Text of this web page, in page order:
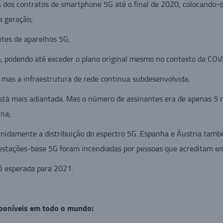
contratos de smartphone 5G até o final de 2020,
geração;
de aparelhos 5G;
até exceder o plano original mesmo no contexto da
a infraestrutura de rede continua subdesenvolvida;
mais adiantada. Mas o número de assinantes era de apenas
a distribuição do espectro 5G. Espanha e Áustria
base 5G foram incendiadas por pessoas que acreditam
esperada para 2021.
em todo o mundo: